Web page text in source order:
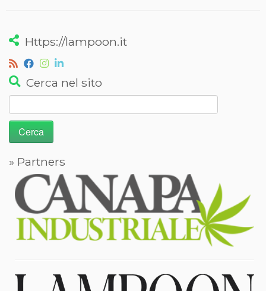
Https://lampoon.it
Cerca nel sito
per:
» Partners